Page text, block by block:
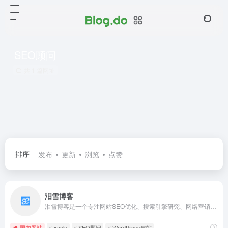
排序 发布 更新 浏览 点赞
泪雪博客